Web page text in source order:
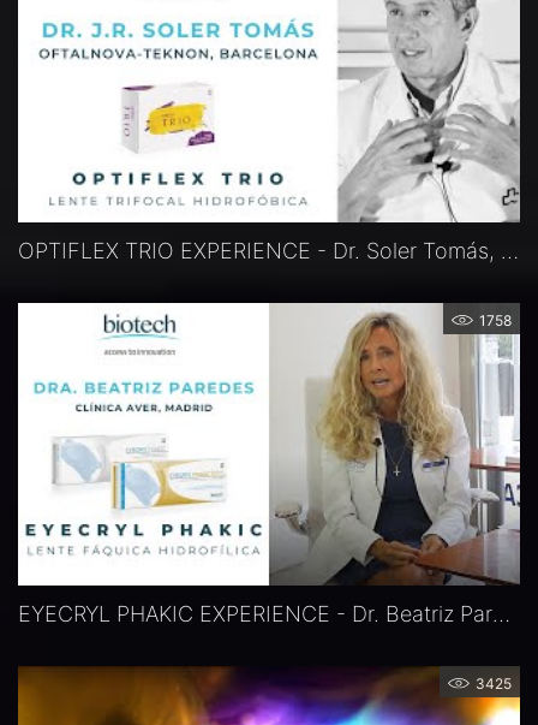
OPTIFLEX TRIO EXPERIENCE - Dr. Soler Tomás, Barcelona, Spanien
1758
EYECRYL PHAKIC EXPERIENCE - Dr. Beatriz Paredes, Madrid, Spanien
3425